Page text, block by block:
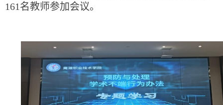
161名教师参加会议。